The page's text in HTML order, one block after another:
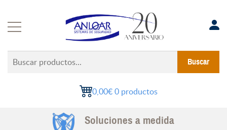
contenido
Buscar
productos...
Buscar
0,00€0 productos
Instalaciones Certificadas
Soluciones a medida